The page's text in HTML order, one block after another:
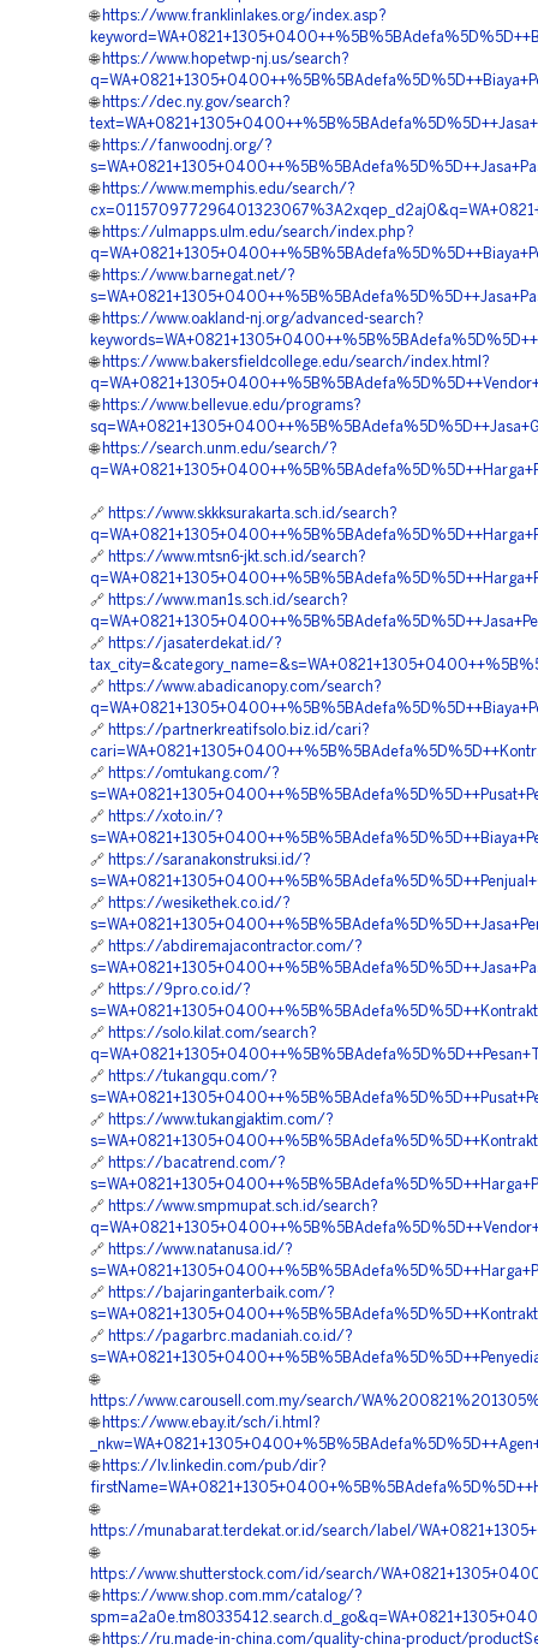
🌐 https://www.franklinlakes.org/index.asp?
🌐 https://www.hopetwp-nj.us/search?
🌐 https://dec.ny.gov/search?
🌐 https://fanwoodnj.org/?
🌐 https://www.memphis.edu/search/?
🌐 https://ulmapps.ulm.edu/search/index.php?
🌐 https://www.barnegat.net/?
🌐 https://www.oakland-nj.org/advanced-search?
🌐 https://www.bakersfieldcollege.edu/search/index.html?
🌐 https://www.bellevue.edu/programs?
🌐 https://search.unm.edu/search/?
🔗 https://www.skkksurakarta.sch.id/search?
🔗 https://www.mtsn6-jkt.sch.id/search?
🔗 https://www.man1s.sch.id/search?
🔗 https://jasaterdekat.id/?
🔗 https://www.abadicanopy.com/search?
🔗 https://partnerkreatifsolo.biz.id/cari?
🔗 https://omtukang.com/?
🔗 https://xoto.in/?
🔗 https://saranakonstruksi.id/?
🔗 https://wesikethek.co.id/?
🔗 https://abdiremajacontractor.com/?
🔗 https://9pro.co.id/?
🔗 https://solo.kilat.com/search?
🔗 https://tukangqu.com/?
🔗 https://www.tukangjaktim.com/?
🔗 https://bacatrend.com/?
🔗 https://www.smpmupat.sch.id/search?
🔗 https://www.natanusa.id/?
🔗 https://bajaringanterbaik.com/?
🔗 https://pagarbrc.madaniah.co.id/?
🌐
https://www.carousell.com.my/search/
🌐 https://www.ebay.it/sch/i.html?
🌐 https://lv.linkedin.com/pub/dir?
🌐
https://munabarat.terdekat.or.id/search/label/
🌐
https://www.shutterstock.com/id/search/
🌐 https://www.shop.com.mm/catalog/?
🌐 https://ru.made-in-china.com/quality-china-product/